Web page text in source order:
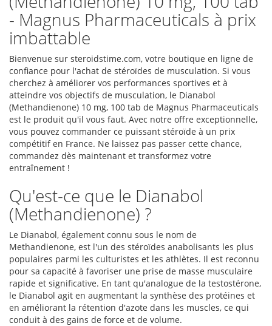
- Magnus Pharmaceuticals à prix
imbattable
Bienvenue sur steroidstime.com, votre boutique en ligne de
confiance pour l'achat de stéroïdes de musculation. Si vous
cherchez à améliorer vos performances sportives et à
atteindre vos objectifs de musculation, le Dianabol
(Methandienone) 10 mg, 100 tab de Magnus Pharmaceuticals
est le produit qu'il vous faut. Avec notre offre exceptionnelle,
vous pouvez commander ce puissant stéroïde à un prix
compétitif en France. Ne laissez pas passer cette chance,
commandez dès maintenant et transformez votre
entraînement !
Qu'est-ce que le Dianabol
(Methandienone) ?
Le Dianabol, également connu sous le nom de
Methandienone, est l'un des stéroïdes anabolisants les plus
populaires parmi les culturistes et les athlètes. Il est reconnu
pour sa capacité à favoriser une prise de masse musculaire
rapide et significative. En tant qu'analogue de la testostérone,
le Dianabol agit en augmentant la synthèse des protéines et
en améliorant la rétention d'azote dans les muscles, ce qui
conduit à des gains de force et de volume.